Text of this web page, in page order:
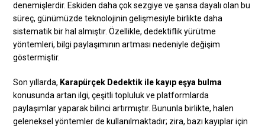
denemişlerdir. Eskiden daha çok sezgiye ve şansa dayalı olan bu
süreç, günümüzde teknolojinin gelişmesiyle birlikte daha
sistematik bir hal almıştır. Özellikle, dedektiflik yürütme
yöntemleri, bilgi paylaşımının artması nedeniyle değişim
göstermiştir.
Son yıllarda, Karapürçek Dedektik ile kayıp eşya bulma
konusunda artan ilgi, çeşitli topluluk ve platformlarda
paylaşımlar yaparak bilinci artırmıştır. Bununla birlikte, halen
geleneksel yöntemler de kullanılmaktadır; zira, bazı kayıplar için